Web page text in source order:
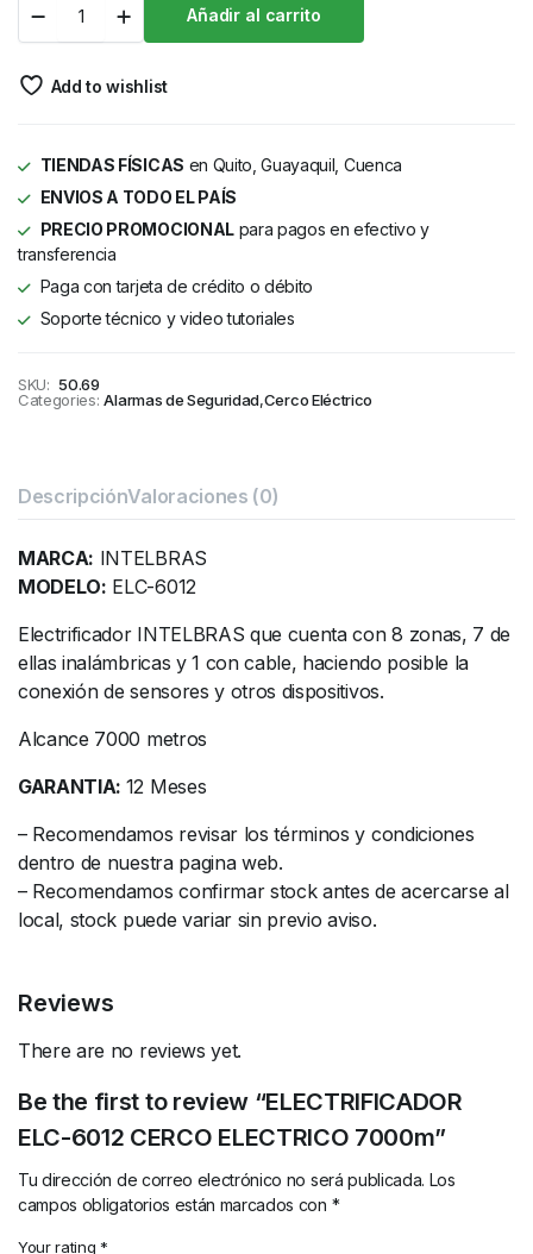
Añadir al carrito
Add to wishlist
TIENDAS FÍSICAS en Quito, Guayaquil, Cuenca
ENVIOS A TODO EL PAÍS
PRECIO PROMOCIONALpara pagos en efectivo y
transferencia
Paga con tarjeta de crédito o débito
Soporte técnico y video tutoriales
SKU: 50.69
Categories: Alarmas de Seguridad,Cerco Eléctrico
DescripciónValoraciones (0)
MARCA: INTELBRAS
MODELO: ELC-6012
Electrificador INTELBRAS que cuenta con 8 zonas, 7 de
ellas inalámbricas y 1 con cable, haciendo posible la
conexión de sensores y otros dispositivos.
Alcance 7000 metros
GARANTIA: 12 Meses
– Recomendamos revisar los términos y condiciones
dentro de nuestra pagina web.
– Recomendamos confirmar stock antes de acercarse al
local, stock puede variar sin previo aviso.
Reviews
There are no reviews yet.
Be the first to review “ELECTRIFICADOR
ELC-6012 CERCO ELECTRICO 7000m”
Tu dirección de correo electrónico no será publicada. Los
campos obligatorios están marcados con *
Your rating *